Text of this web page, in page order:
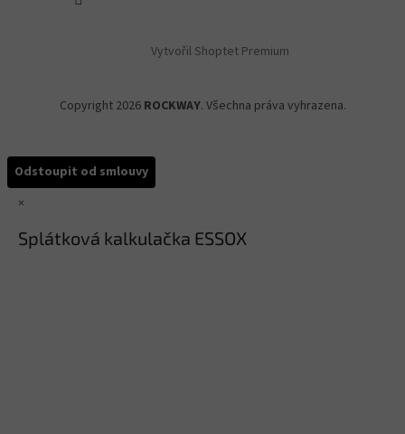
Vytvořil Shoptet Premium
Copyright 2026 ROCKWAY. Všechna práva vyhrazena.
Odstoupit od smlouvy
×
Splátková kalkulačka ESSOX